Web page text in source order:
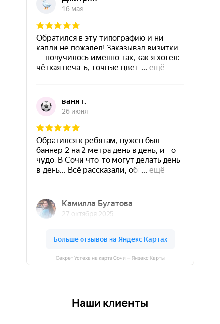
Секрет Успеха на карте Сочи — Яндекс Карты
Наши клиенты